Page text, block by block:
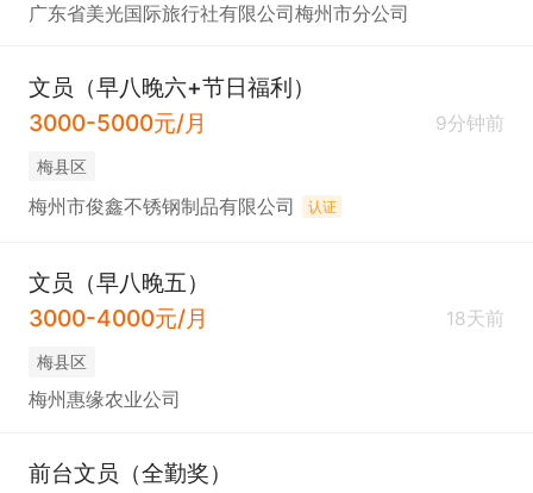
广东省美光国际旅行社有限公司梅州市分公司
文员（早八晚六+节日福利）
3000-5000元/月
9分钟前
梅县区
梅州市俊鑫不锈钢制品有限公司 认证
文员（早八晚五）
3000-4000元/月
18天前
梅县区
梅州惠缘农业公司
前台文员（全勤奖）